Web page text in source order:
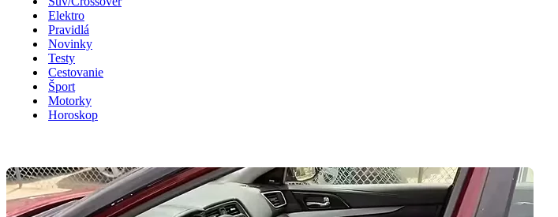
Elektro
Pravidlá
Novinky
Testy
Cestovanie
Šport
Motorky
Horoskop